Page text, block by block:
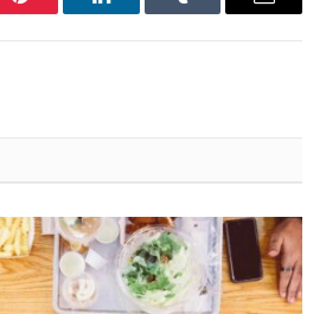
Pinterest LinkedInTumblr Email